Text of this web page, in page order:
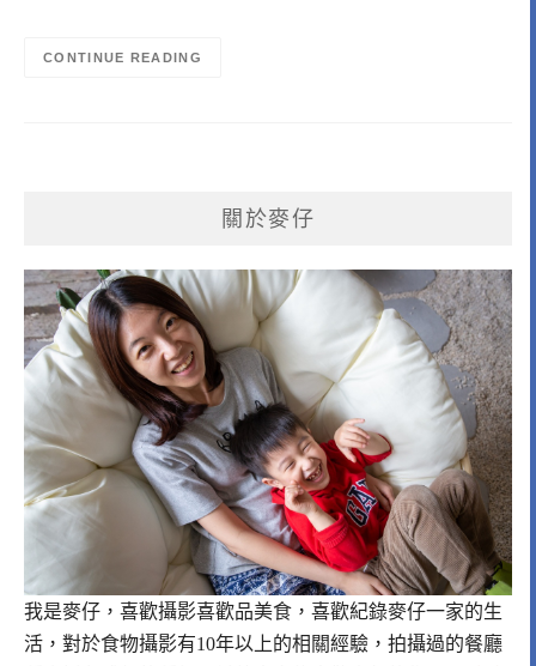
CONTINUE READING
關於麥仔
我是麥仔，喜歡攝影喜歡品美食，喜歡紀錄麥仔一家的生
活，對於食物攝影有10年以上的相關經驗，拍攝過的餐廳